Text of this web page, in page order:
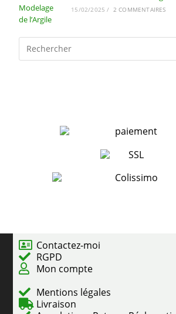
15/02/2025 / 2 COMMENTAIRES
Contactez-moi
RGPD
Mon compte
Mentions légales
Livraison